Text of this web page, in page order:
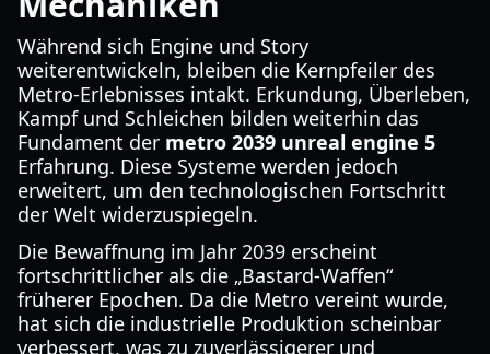
Während sich Engine und Story
weiterentwickeln, bleiben die Kernpfeiler des
Metro-Erlebnisses intakt. Erkundung, Überleben,
Kampf und Schleichen bilden weiterhin das
Fundament der metro 2039 unreal engine 5
Erfahrung. Diese Systeme werden jedoch
erweitert, um den technologischen Fortschritt
der Welt widerzuspiegeln.
Die Bewaffnung im Jahr 2039 erscheint
fortschrittlicher als die „Bastard-Waffen“
früherer Epochen. Da die Metro vereint wurde,
hat sich die industrielle Produktion scheinbar
verbessert, was zu zuverlässigerer und